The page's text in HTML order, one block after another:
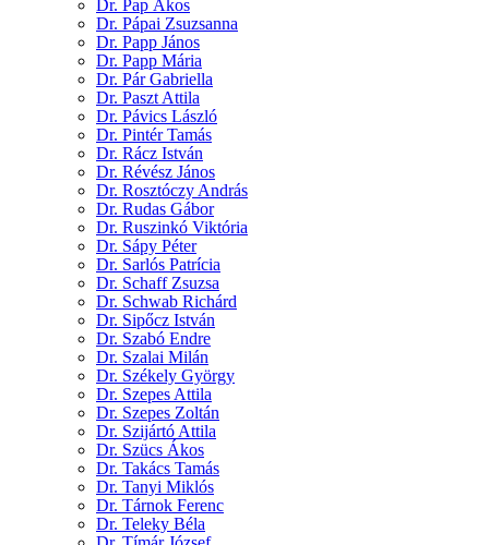
Dr. Pap Ákos
Dr. Pápai Zsuzsanna
Dr. Papp János
Dr. Papp Mária
Dr. Pár Gabriella
Dr. Paszt Attila
Dr. Pávics László
Dr. Pintér Tamás
Dr. Rácz István
Dr. Révész János
Dr. Rosztóczy András
Dr. Rudas Gábor
Dr. Ruszinkó Viktória
Dr. Sápy Péter
Dr. Sarlós Patrícia
Dr. Schaff Zsuzsa
Dr. Schwab Richárd
Dr. Sipőcz István
Dr. Szabó Endre
Dr. Szalai Milán
Dr. Székely György
Dr. Szepes Attila
Dr. Szepes Zoltán
Dr. Szijártó Attila
Dr. Szücs Ákos
Dr. Takács Tamás
Dr. Tanyi Miklós
Dr. Tárnok Ferenc
Dr. Teleky Béla